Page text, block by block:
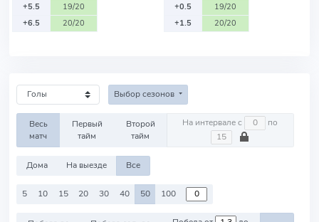
+5.5
19/20
+6.5
20/20
+0.5
19/20
+1.5
20/20
Выбор сезонов
Весь
матч
Первый
тайм
Второй
тайм
На интервале с по
Дома На выезде Все
5 10 15 20 30 40 50 100